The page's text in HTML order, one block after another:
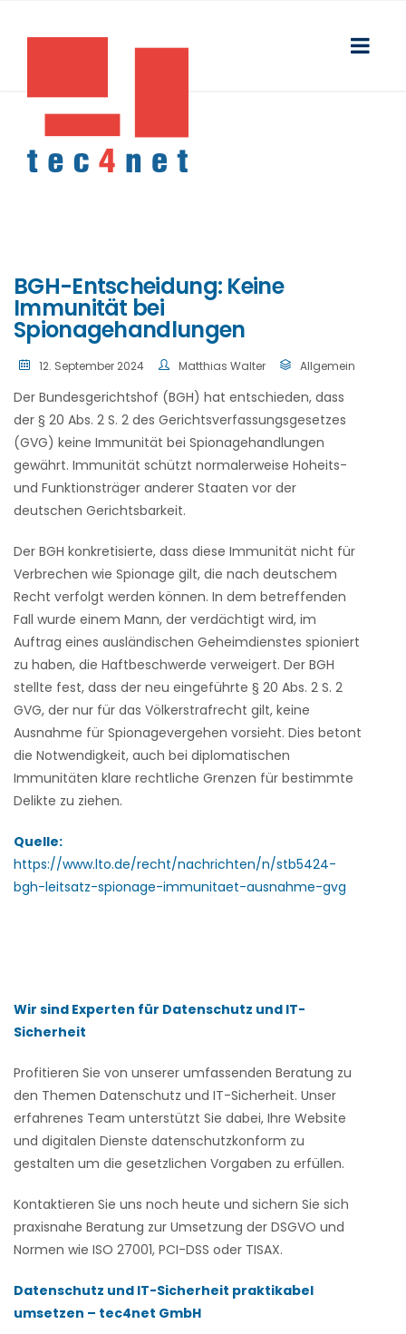
BGH-Entscheidung: Keine
Immunität bei
Spionagehandlungen
12. September 2024 Matthias Walter Allgemein
Der Bundesgerichtshof (BGH) hat entschieden, dass
der § 20 Abs. 2 S. 2 des Gerichtsverfassungsgesetzes
(GVG) keine Immunität bei Spionagehandlungen
gewährt. Immunität schützt normalerweise Hoheits-
und Funktionsträger anderer Staaten vor der
deutschen Gerichtsbarkeit.
Der BGH konkretisierte, dass diese Immunität nicht für
Verbrechen wie Spionage gilt, die nach deutschem
Recht verfolgt werden können. In dem betreffenden
Fall wurde einem Mann, der verdächtigt wird, im
Auftrag eines ausländischen Geheimdienstes spioniert
zu haben, die Haftbeschwerde verweigert. Der BGH
stellte fest, dass der neu eingeführte § 20 Abs. 2 S. 2
GVG, der nur für das Völkerstrafrecht gilt, keine
Ausnahme für Spionagevergehen vorsieht. Dies betont
die Notwendigkeit, auch bei diplomatischen
Immunitäten klare rechtliche Grenzen für bestimmte
Delikte zu ziehen.
Quelle:
https://www.lto.de/recht/nachrichten/n/stb5424-
bgh-leitsatz-spionage-immunitaet-ausnahme-gvg
Wir sind Experten für Datenschutz und IT-
Sicherheit
Profitieren Sie von unserer umfassenden Beratung zu
den Themen Datenschutz und IT-Sicherheit. Unser
erfahrenes Team unterstützt Sie dabei, Ihre Website
und digitalen Dienste datenschutzkonform zu
gestalten um die gesetzlichen Vorgaben zu erfüllen.
Kontaktieren Sie uns noch heute und sichern Sie sich
praxisnahe Beratung zur Umsetzung der DSGVO und
Normen wie ISO 27001, PCI-DSS oder TISAX.
Datenschutz und IT-Sicherheit praktikabel
umsetzen – tec4net GmbH